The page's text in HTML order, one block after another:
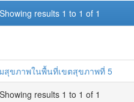
Showing results 1 to 1 of 1
มสุขภาพในพื้นที่เขตสุขภาพที่ 5
Showing results 1 to 1 of 1